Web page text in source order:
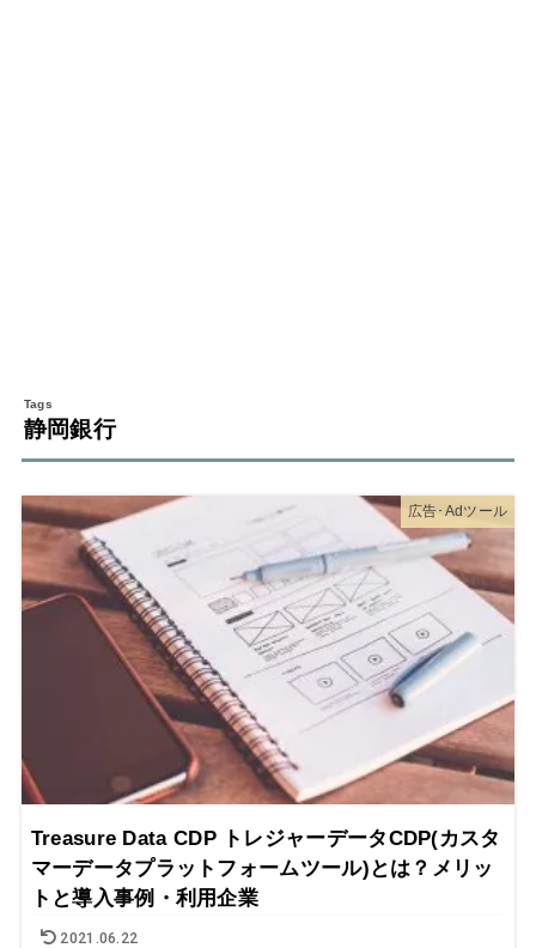
静岡銀行
広告･Adツール
Treasure Data CDP トレジャーデータCDP(カスタ
マーデータプラットフォームツール)とは？メリッ
トと導入事例・利用企業
2021.06.22